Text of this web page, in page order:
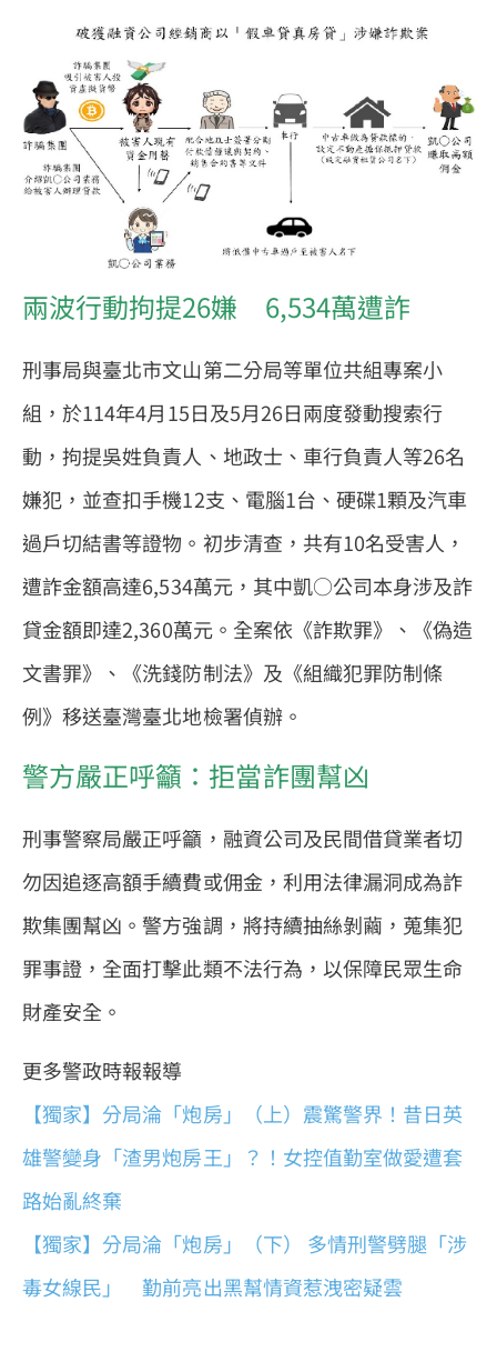
兩波行動拘提26嫌 6,534萬遭詐
刑事局與臺北市文山第二分局等單位共組專案小
組，於114年4月15日及5月26日兩度發動搜索行
動，拘提吳姓負責人、地政士、車行負責人等26名
嫌犯，並查扣手機12支、電腦1台、硬碟1顆及汽車
過戶切結書等證物。初步清查，共有10名受害人，
遭詐金額高達6,534萬元，其中凱○公司本身涉及詐
貸金額即達2,360萬元。全案依《詐欺罪》、《偽造
文書罪》、《洗錢防制法》及《組織犯罪防制條
例》移送臺灣臺北地檢署偵辦。
警方嚴正呼籲：拒當詐團幫凶
刑事警察局嚴正呼籲，融資公司及民間借貸業者切
勿因追逐高額手續費或佣金，利用法律漏洞成為詐
欺集團幫凶。警方強調，將持續抽絲剝繭，蒐集犯
罪事證，全面打擊此類不法行為，以保障民眾生命
財產安全。
更多警政時報報導
【獨家】分局淪「炮房」（上）震驚警界！昔日英
雄警變身「渣男炮房王」？！女控值勤室做愛遭套
路始亂終棄
【獨家】分局淪「炮房」（下） 多情刑警劈腿「涉
毒女線民」 勤前亮出黑幫情資惹洩密疑雲